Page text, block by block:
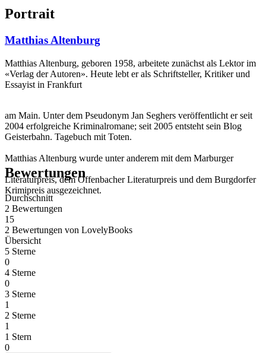
Portrait
Matthias Altenburg
Matthias Altenburg, geboren 1958, arbeitete zunächst als Lektor im
«Verlag der Autoren». Heute lebt er als Schriftsteller, Kritiker und
Essayist in Frankfurt
am Main. Unter dem Pseudonym Jan Seghers veröffentlicht er seit
2004 erfolgreiche Kriminalromane; seit 2005 entsteht sein Blog
Geisterbahn. Tagebuch mit Toten.
Matthias Altenburg wurde unter anderem mit dem Marburger
Literaturpreis, dem Offenbacher Literaturpreis und dem Burgdorfer
Krimipreis ausgezeichnet.
Bewertungen
Durchschnitt
2 Bewertungen
15
2 Bewertungen von LovelyBooks
Übersicht
5 Sterne
0
4 Sterne
0
3 Sterne
1
2 Sterne
1
1 Stern
0